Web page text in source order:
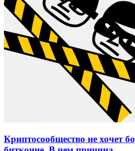
Криптосообщество не хочет